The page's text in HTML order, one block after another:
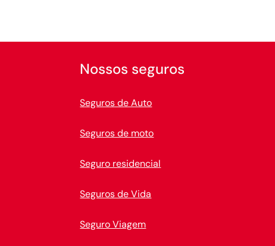
Nossos seguros
Seguros de Auto
Seguros de moto
Seguro residencial
Seguros de Vida
Seguro Viagem